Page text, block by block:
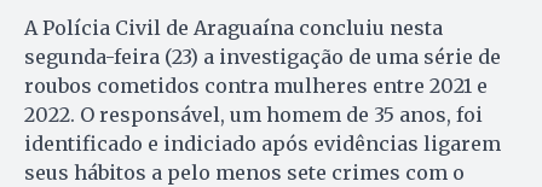
A Polícia Civil de Araguaína concluiu nesta
segunda-feira (23) a investigação de uma série de
roubos cometidos contra mulheres entre 2021 e
2022. O responsável, um homem de 35 anos, foi
identificado e indiciado após evidências ligarem
seus hábitos a pelo menos sete crimes com o